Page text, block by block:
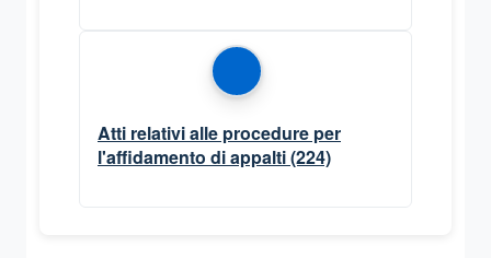
Atti relativi alle procedure per
l'affidamento di appalti(224)